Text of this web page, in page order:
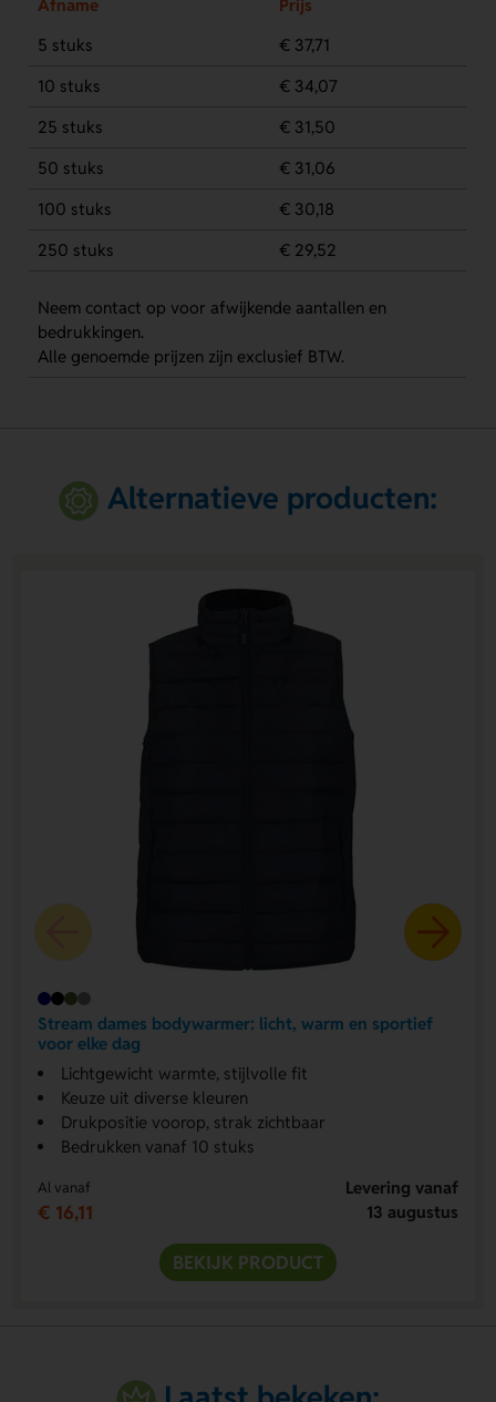
Afname
Prijs
5 stuks
€ 37,71
10 stuks
€ 34,07
25 stuks
€ 31,50
50 stuks
€ 31,06
100 stuks
€ 30,18
250 stuks
€ 29,52
Neem contact op voor afwijkende aantallen en
bedrukkingen.
Alle genoemde prijzen zijn exclusief BTW.
Alternatieve producten:
Stream dames bodywarmer: licht, warm en sportief
voor elke dag
Lichtgewicht warmte, stijlvolle fit
Keuze uit diverse kleuren
Drukpositie voorop, strak zichtbaar
Bedrukken vanaf 10 stuks
Al vanaf
€ 16,11
Levering vanaf
13 augustus
BEKIJK PRODUCT